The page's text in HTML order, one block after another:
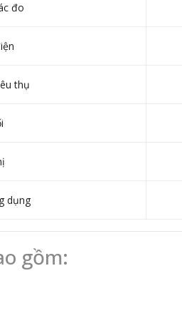
đo
thụ
dụng
gồm: